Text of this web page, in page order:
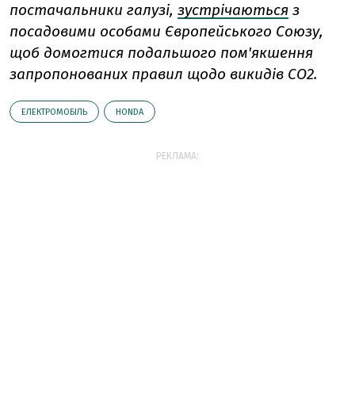
постачальники галузі, зустрічаються з
посадовими особами Європейського Союзу,
щоб домогтися подальшого пом'якшення
запропонованих правил щодо викидів CO2.
ЕЛЕКТРОМОБІЛЬ HONDA
РЕКЛАМА: